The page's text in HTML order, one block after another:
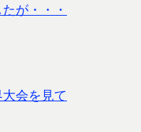
が・・・
会を見て